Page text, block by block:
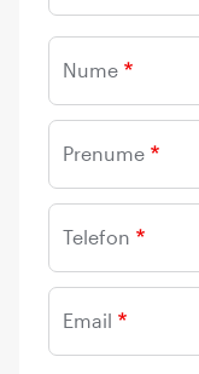
Nume
Prenume
Telefon
Email